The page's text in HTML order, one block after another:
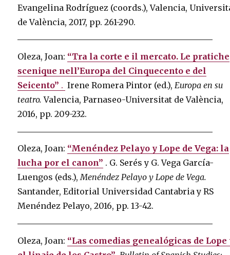
Evangelina Rodríguez (coords.), Valencia,
de València, 2017, pp. 261-290.
Oleza, Joan: “Tra la corte e il mercato. Le pratiche
scenique nell’Europa del Cinquecento e del
Seicento” . Irene Romera Pintor (ed.),Europa en su
teatro.Valencia, Parnaseo-Universitat de València,
2016, pp. 209-232.
Oleza, Joan: “Menéndez Pelayo y Lope de Vega: la
lucha por el canon” . G. Serés y G. Vega García-
Luengos (eds.),Menéndez Pelayo y Lope de Vega.
Santander, Editorial Universidad Cantabria y RS
Menéndez Pelayo, 2016, pp. 13-42.
Oleza, Joan: “Las comedias genealógicas de Lope